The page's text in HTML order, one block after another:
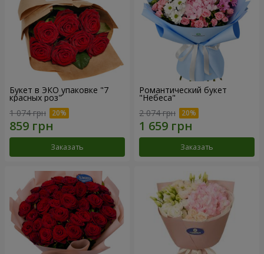
Букет в ЭКО упаковке "7
красных роз"
1 074 грн
Заказать
Романтический букет
"Небеса"
2 074 грн
Заказать